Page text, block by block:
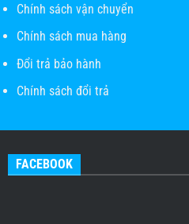
Chính sách vận chuyển
Chính sách mua hàng
Đổi trả bảo hành
Chính sách đổi trả
FACEBOOK